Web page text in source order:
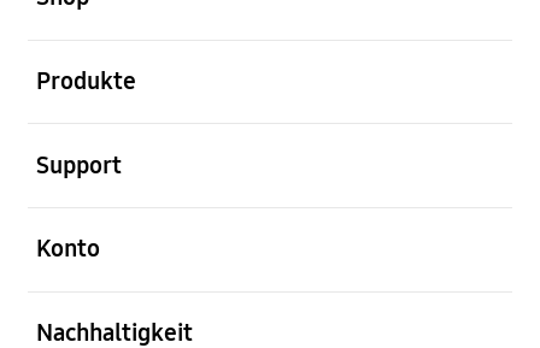
Produkte
Support
Konto
Nachhaltigkeit